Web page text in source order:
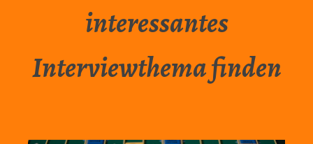
interessantes
Interviewthema finden